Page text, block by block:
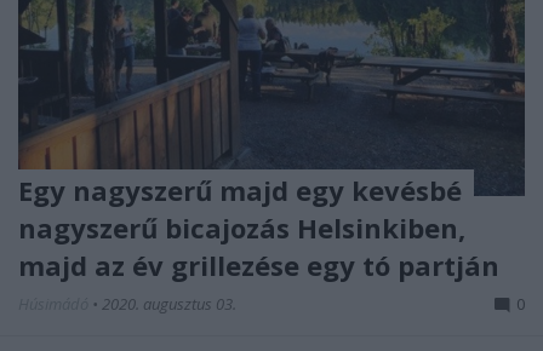
Egy nagyszerű majd egy kevésbé
nagyszerű bicajozás Helsinkiben,
majd az év grillezése egy tó partján
• 2020. augusztus 03. 0